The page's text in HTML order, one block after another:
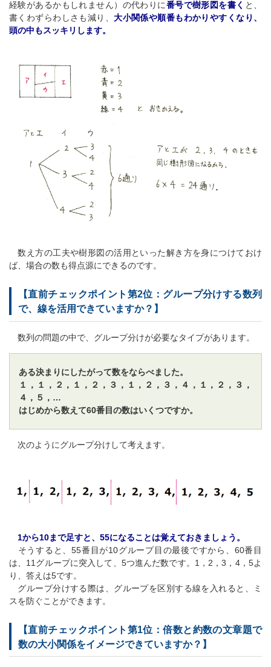
経験があるかもしれません）の代わりに番号で樹形図を書く と、
書くわずらわしさも減り、大小関係や順番もわかりやすくなり、
頭の中もスッキリします。
数え方の工夫や樹形図の活用といった解き方を身につけておけ
ば、場合の数も得点源にできるのです。
【直前チェックポイント第2位：グループ分けする数列
で、線を活用できていますか？】
数列の問題の中で、グループ分けが必要なタイプがあります。
ある決まりにしたがって数をならべました。
１，１，２，１，２，３，１，２，３，４，１，２，３，
４，５，…
はじめから数えて60番目の数はいくつですか。
次のようにグループ分けして考えます。
1から10まで足すと、55になることは覚えておきましょう。
そうすると、55番目が10グループ目の最後ですから、60番目
は、11グループに突入して、5つ進んだ数です。1，2，3，4，5よ
り、答えは5です。
グループ分けする際は、グループを区別する線を入れると、ミ
スを防ぐことができます。
【直前チェックポイント第1位：倍数と約数の文章題で
数の大小関係をイメージできていますか？】